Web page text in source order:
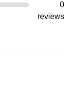
0
reviews